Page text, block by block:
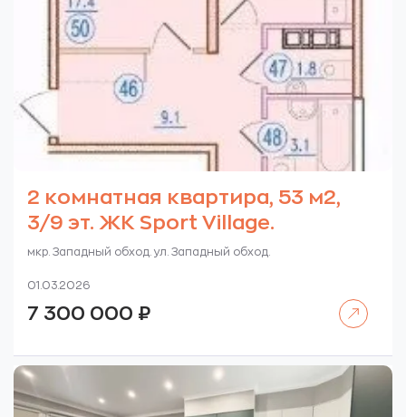
2 комнатная квартира, 53 м2,
3/9 эт. ЖК Sport Village.
мкр. Западный обход. ул. Западный обход.
01.03.2026
7 300 000 ₽